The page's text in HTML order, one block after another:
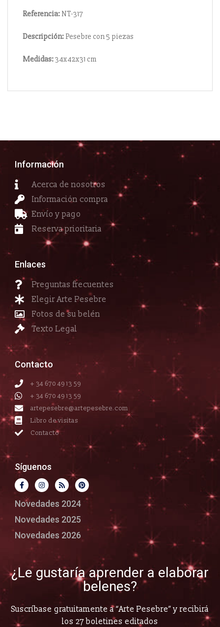
Referencia: NT-317
Descripción: Pesebre con 5 piezas
Medidas:34x42x31 cm
Información
Acerca de nosotros
Información compra
Envío y pago
Reserva prioritaria
Enlaces
Preguntas frecuentes
Elegir Arte Pesebre
Fotos de su belén
Texto Legal
Contacto
+ 34 670 49 13 59
+ 34 670 49 13 59
artepesebre@artepesebre.com
Libro de visitas
Contacto
Síguenos
Novedades 2024
Novedades 2025
Novedades 2026
¿Le gustaría aprender a elaborar
belenes?
Suscríbase gratuitamente a “Arte Pesebre” y recibirá
los 27 boletines editados